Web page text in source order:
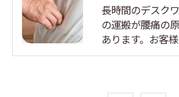
長時間のデスク
の運搬が腰痛の
あります。お客